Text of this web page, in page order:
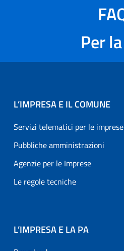
Per
L’IMPRESA E IL COMUNE
Servizi telematici per le imprese
Pubbliche amministrazioni
Agenzie per le Imprese
Le regole tecniche
L’IMPRESA E LA PA